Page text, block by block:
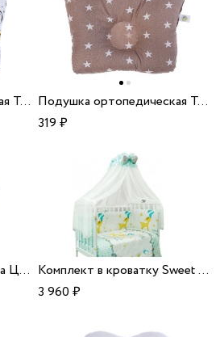
Подушка ортопедическая Тутси Корона Королевский пингвин
Подушка ортопедическая Тутси Корона Звезда кофейный
319₽
КПБ Bambola 3 предмета Цыплята бязь бежевый
Комплект в кроватку Sweet Baby Renna Blu голубой 7 предметов сатин
3 960₽